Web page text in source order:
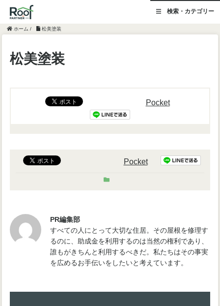
検索・カテゴリー
ホーム / 松美塗装
松美塗装
Pocket
Pocket
PR編集部
すべての人にとって大切な住居。その屋根を修理す
るのに、助成金を利用するのは当然の権利であり、
誰もがきちんと利用するべきだ。私たちはその事実
を広めるお手伝いをしたいと考えています。